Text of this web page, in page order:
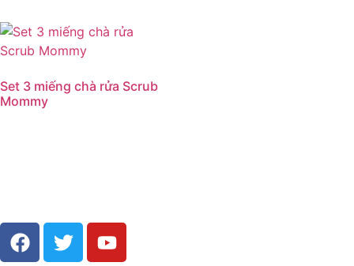
Set 3 miếng chà rửa Scrub
Mommy